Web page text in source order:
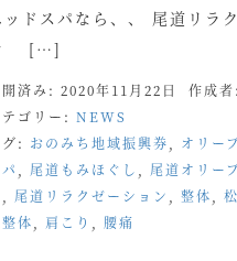
ッドスパなら、、 尾道リラ
[…]
開済み: 2020年11月22日 作成者:
テゴリー: NEWS
グ: おのみち地域振興券 オリー
尾道もみほぐし 尾道オリー
尾道リラクゼーション 整体
体
肩こり 腰痛